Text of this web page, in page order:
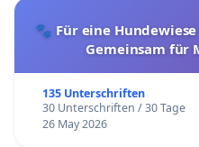
🐾 Für eine
Gemeinsam für
135 Unterschriften
30 Unterschriften / 30 Tage
26 May 2026